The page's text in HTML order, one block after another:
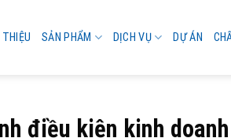
SẢN PHẨM DỊCH VỤ DỰ ÁN
điều kiện kinh doanh